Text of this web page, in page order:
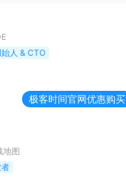
人 & CTO
极客时间官网优惠购买
地图